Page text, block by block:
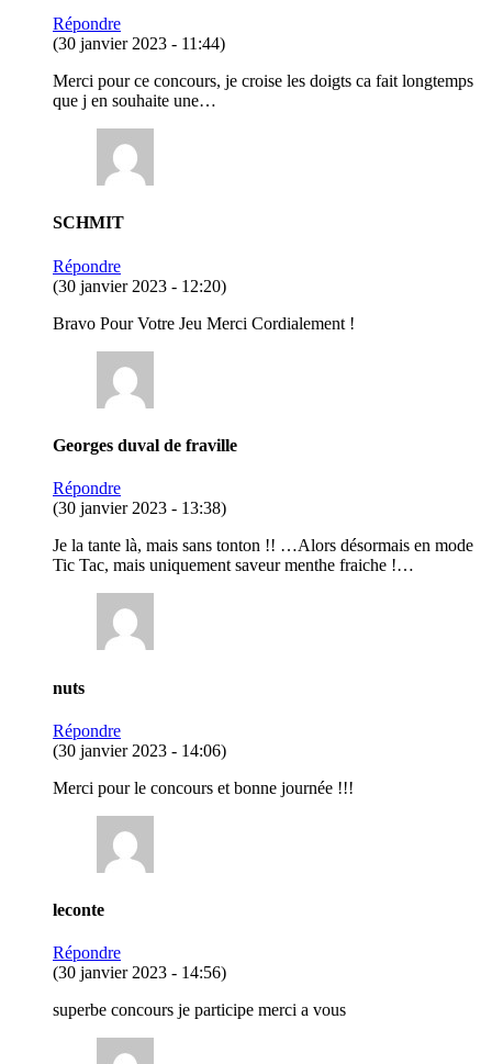
Répondre
(30 janvier 2023 - 11:44)
Merci pour ce concours, je croise les doigts ca fait longtemps
que j en souhaite une…
SCHMIT
Répondre
(30 janvier 2023 - 12:20)
Bravo Pour Votre Jeu Merci Cordialement !
Georges duval de fraville
Répondre
(30 janvier 2023 - 13:38)
Je la tante là, mais sans tonton !! …Alors désormais en mode
Tic Tac, mais uniquement saveur menthe fraiche !…
nuts
Répondre
(30 janvier 2023 - 14:06)
Merci pour le concours et bonne journée !!!
leconte
Répondre
(30 janvier 2023 - 14:56)
superbe concours je participe merci a vous